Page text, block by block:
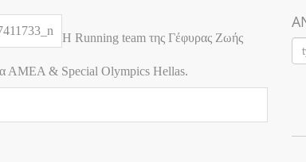
Η Running team της Γέφυρας Ζωής
ΑΜΕΑ & Special Olympics Hellas.